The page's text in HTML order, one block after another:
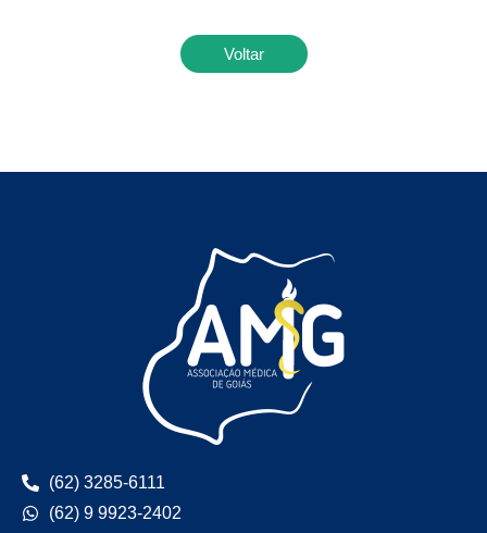
Voltar
(62) 3285-6111
(62) 9 9923-2402